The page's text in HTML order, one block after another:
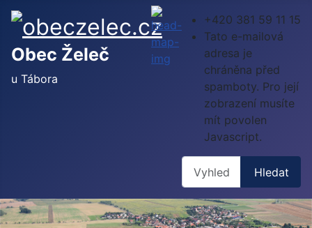
Obec Želeč
u Tábora
+420 381 59 11 15
Tato e-mailová
adresa je
chráněna před
spamboty. Pro její
zobrazení musíte
mít povolen
Javascript.
Hledat